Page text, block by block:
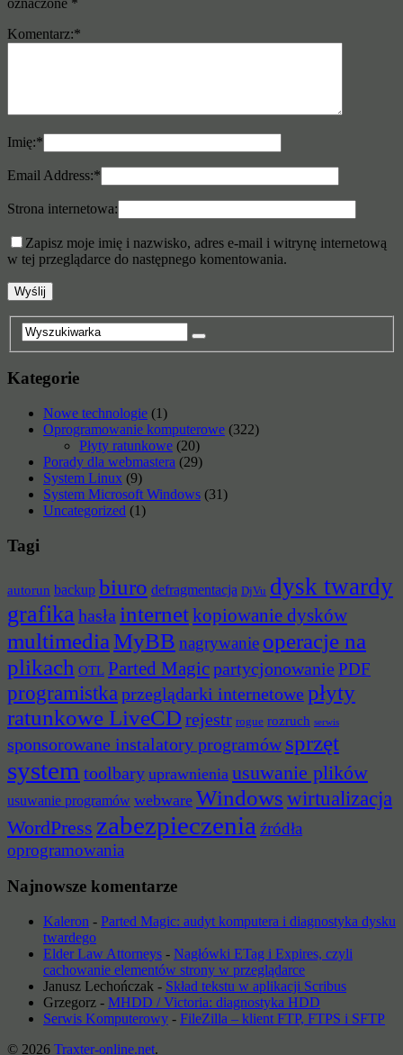
oznaczone *
Komentarz:*
Imię:*
Email Address:*
Strona internetowa:
Zapisz moje imię i nazwisko, adres e-mail i witrynę internetową
w tej przeglądarce do następnego komentowania.
Kategorie
Nowe technologie (1)
Oprogramowanie komputerowe (322)
Płyty ratunkowe (20)
Porady dla webmastera (29)
System Linux (9)
System Microsoft Windows (31)
Uncategorized (1)
Tagi
autorun backup biuro defragmentacja DjVu dysk twardy
grafika hasła internetkopiowanie dysków
multimediaMyBB nagrywanie operacje na
plikach OTL Parted Magicpartycjonowanie PDF
programistka przeglądarki internetowe płyty
ratunkowe LiveCD rejestr rogue rozruch serwis
sponsorowane instalatory programów sprzęt
system toolbary uprawnienia usuwanie plików
usuwanie programów webware Windowswirtualizacja
WordPress zabezpieczenia źródła
oprogramowania
Najnowsze komentarze
Kaleron - Parted Magic: audyt komputera i diagnostyka dysku
twardego
Elder Law Attorneys - Nagłówki ETag i Expires, czyli
cachowanie elementów strony w przeglądarce
Janusz Lechończak - Skład tekstu w aplikacji Scribus
Grzegorz - MHDD / Victoria: diagnostyka HDD
Serwis Komputerowy - FileZilla – klient FTP, FTPS i SFTP
© 2026 Traxter-online.net.